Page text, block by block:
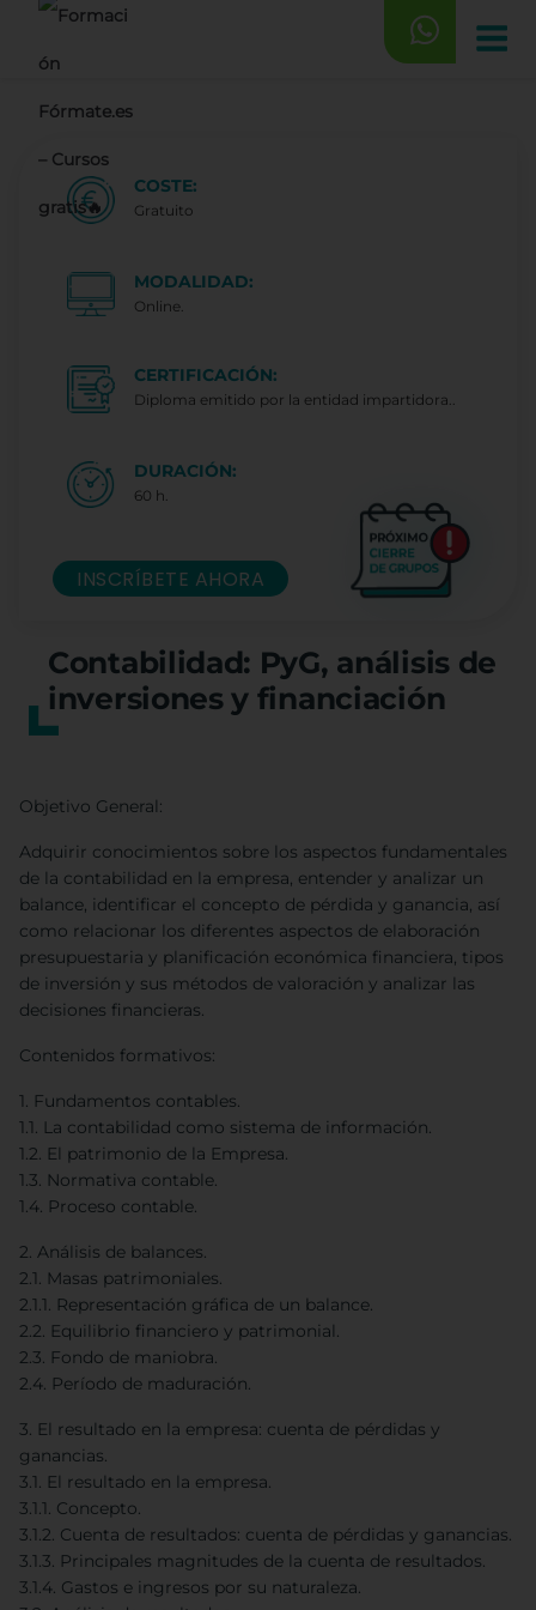
Saltar
contenido
Contabilidad: PyG, análisis de
inversiones y financiación
Objetivo General:
Adquirir conocimientos sobre los aspectos fundamentales
de la contabilidad en la empresa, entender y analizar un
balance, identificar el concepto de pérdida y ganancia, así
como relacionar los diferentes aspectos de elaboración
presupuestaria y planificación económica financiera, tipos
de inversión y sus métodos de valoración y analizar las
decisiones financieras.
Contenidos formativos:
1. Fundamentos contables.
1.1. La contabilidad como sistema de información.
1.2. El patrimonio de la Empresa.
1.3. Normativa contable.
1.4. Proceso contable.
2. Análisis de balances.
2.1. Masas patrimoniales.
2.1.1. Representación gráfica de un balance.
2.2. Equilibrio financiero y patrimonial.
2.3. Fondo de maniobra.
2.4. Período de maduración.
3. El resultado en la empresa: cuenta de pérdidas y
ganancias.
3.1. El resultado en la empresa.
3.1.1. Concepto.
3.1.2. Cuenta de resultados: cuenta de pérdidas y ganancias.
3.1.3. Principales magnitudes de la cuenta de resultados.
3.1.4. Gastos e ingresos por su naturaleza.
COSTE:
Gratuito
MODALIDAD:
Online.
CERTIFICACIÓN:
Diploma emitido por la entidad impartidora..
DURACIÓN:
60 h.
INSCRÍBETE AHORA